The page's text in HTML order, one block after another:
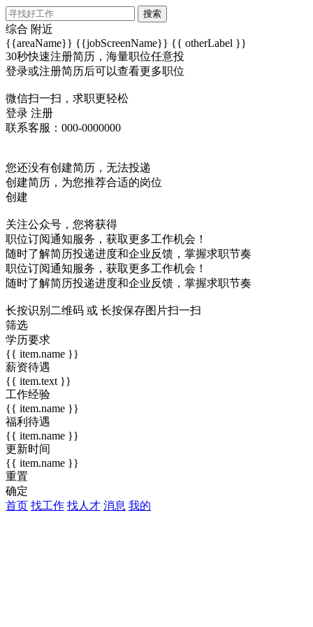
搜索
综合 附近
{{areaName}} {{jobScreenName}} {{ otherLabel }}
30秒快速注册简历，海量职位任意投
登录或注册简历后可以查看更多职位
微信扫一扫，求职更轻松
登录 注册
联系客服：000-0000000
您还没有创建简历，无法投递
创建简历，为您推荐合适的岗位
创建
关注公众号，您将获得
职位订阅通知服务，获取更多工作机会！
随时了解简历投递进度和企业反馈，掌握求职节奏
职位订阅通知服务，获取更多工作机会！
随时了解简历投递进度和企业反馈，掌握求职节奏
长按识别二维码 或 长按保存图片扫一扫
筛选
学历要求
{{ item.name }}
薪资待遇
{{ item.text }}
工作经验
{{ item.name }}
福利待遇
{{ item.name }}
更新时间
{{ item.name }}
重置
确定
首页 找工作 找人才 消息 我的